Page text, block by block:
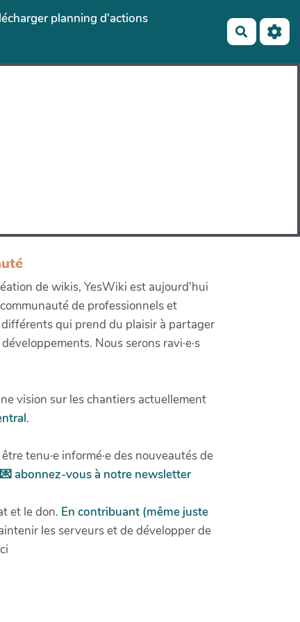
planning d'actions
de wikis, YesWiki est aujourd'hui
de professionnels et
qui prend du plaisir à partager
Nous serons ravi·e·s
vision sur les chantiers actuellement
.
tenu·e informé·e des nouveautés de
💌 abonnez-vous à notre newsletter
et le don. En contribuant (même juste
les serveurs et de développer de